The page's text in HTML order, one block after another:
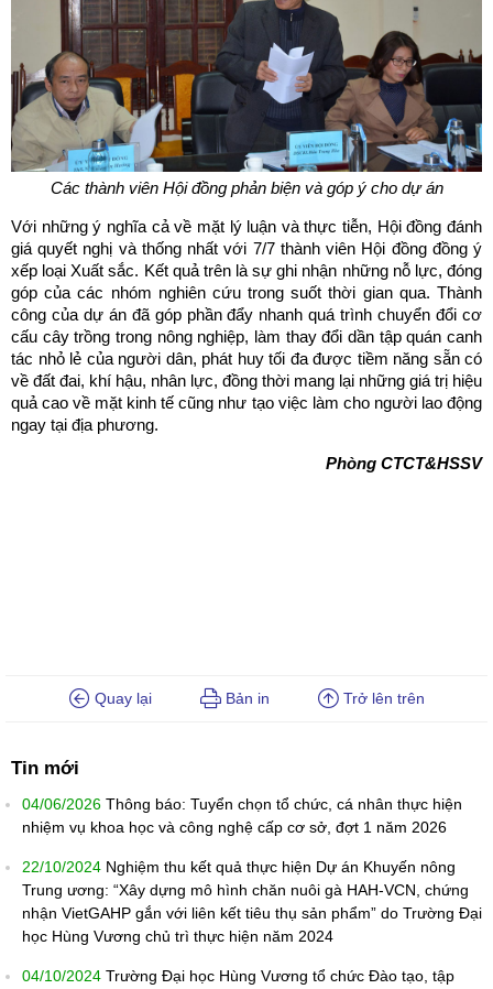
Các thành viên Hội đồng phản biện và góp ý cho dự án
Với những ý nghĩa cả về mặt lý luận và thực tiễn, Hội đồng đánh
giá quyết nghị và thống nhất với 7/7 thành viên Hội đồng đồng ý
xếp loại Xuất sắc. Kết quả trên là sự ghi nhận những nỗ lực, đóng
góp của các nhóm nghiên cứu trong suốt thời gian qua. Thành
công của dự án đã góp phần đẩy nhanh quá trình chuyển đổi cơ
cấu cây trồng trong nông nghiệp, làm thay đổi dần tập quán canh
tác nhỏ lẻ của người dân, phát huy tối đa được tiềm năng sẵn có
về đất đai, khí hậu, nhân lực, đồng thời mang lại những giá trị hiệu
quả cao về mặt kinh tế cũng như tạo việc làm cho người lao động
ngay tại địa phương.
Phòng CTCT&HSSV
Quay lại Bản in Trở lên trên
Tin mới
04/06/2026 Thông báo: Tuyển chọn tổ chức, cá nhân thực hiện
nhiệm vụ khoa học và công nghệ cấp cơ sở, đợt 1 năm 2026
22/10/2024 Nghiệm thu kết quả thực hiện Dự án Khuyến nông
Trung ương: “Xây dựng mô hình chăn nuôi gà HAH-VCN, chứng
nhận VietGAHP gắn với liên kết tiêu thụ sản phẩm” do Trường Đại
học Hùng Vương chủ trì thực hiện năm 2024
04/10/2024 Trường Đại học Hùng Vương tổ chức Đào tạo, tập